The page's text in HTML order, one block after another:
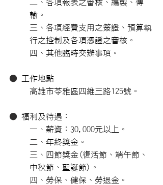
二、各項報表之審核、編製、傳
輸。
三、各項經費支用之簽證、預算執
行之控制及各項憑證之審核。
四、其他臨時交辦事項。
●
工作地點
高雄市苓雅區四維三路125號。
● 福利及待遇：
一、 薪資：30,000元以上。
二、 年終獎金。
三、 四節獎金(復活節、端午節、
中秋節、聖誕節)。
四、 勞保、健保、勞退金。